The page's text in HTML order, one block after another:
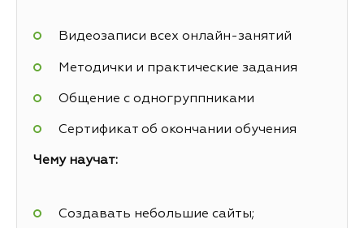
Видеозаписи всех онлайн-занятий
Методички и практические задания
Общение с одногруппниками
Сертификат об окончании обучения
Чему научат:
Создавать небольшие сайты;